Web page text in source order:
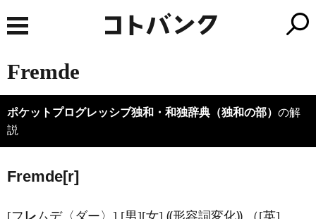
Fremde
ポケットプログレッシブ独和・和独辞典（独和の部） の解
説
Fremde[r]
[フ レムデ〈ダー〉] [男][女] ⸨形容詞変化⸩ （[英]